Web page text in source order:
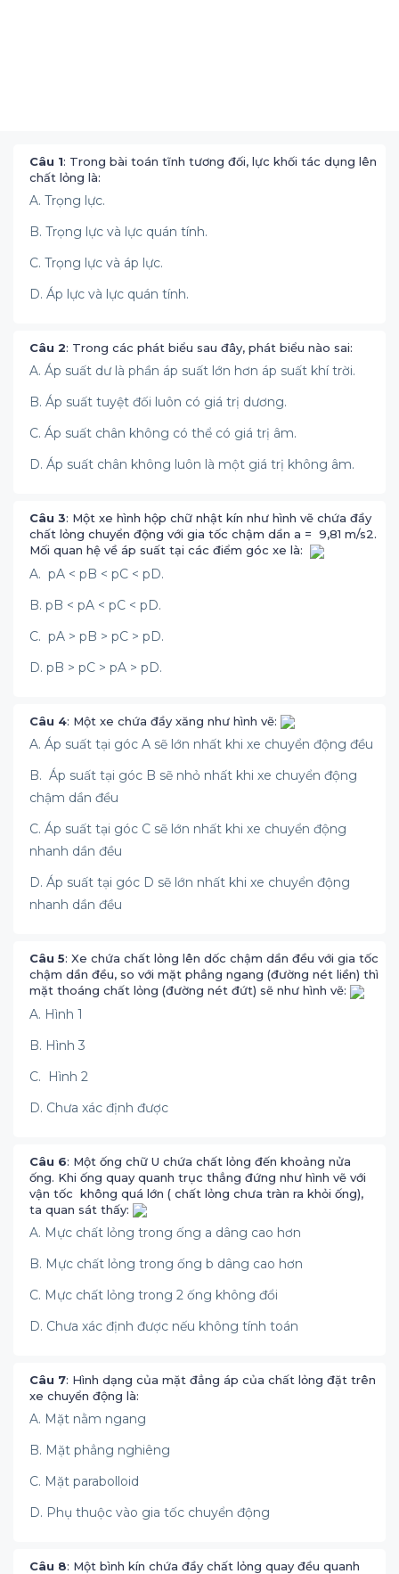
Câu 1: Trong bài toán tĩnh tương đối, lực khối tác dụng lên
chất lỏng là:
A. Trọng lực.
B. Trọng lực và lực quán tính.
C. Trọng lực và áp lực.
D. Áp lực và lực quán tính.
Câu 2: Trong các phát biểu sau đây, phát biểu nào sai:
A. Áp suất dư là phần áp suất lớn hơn áp suất khí trời.
B. Áp suất tuyệt đối luôn có giá trị dương.
C. Áp suất chân không có thể có giá trị âm.
D. Áp suất chân không luôn là một giá trị không âm.
Câu 3: Một xe hình hộp chữ nhật kín như hình vẽ chứa đầy
chất lỏng chuyển động với gia tốc chậm dần a = 9,81 m/s2.
Mối quan hệ về áp suất tại các điểm góc xe là:
A. pA < pB­ < pC < pD.
B. pB < pA­ < pC < pD.
C. pA > pB­ > pC > pD.
D. pB > pC­ > pA > pD.
Câu 4: Một xe chứa đầy xăng như hình vẽ:
A. Áp suất tại góc A sẽ lớn nhất khi xe chuyển động đều
B. Áp suất tại góc B sẽ nhỏ nhất khi xe chuyển động
chậm dần đều
C. Áp suất tại góc C sẽ lớn nhất khi xe chuyển động
nhanh dần đều
D. Áp suất tại góc D sẽ lớn nhất khi xe chuyển động
nhanh dần đều
Câu 5: Xe chứa chất lỏng lên dốc chậm dần đều với gia tốc
chậm dần đều, so với mặt phẳng ngang (đường nét liền) thì
mặt thoáng chất lỏng (đường nét đứt) sẽ như hình vẽ:
A. Hình 1
B. Hình 3
C. Hình 2
D. Chưa xác định được
Câu 6: Một ống chữ U chứa chất lỏng đến khoảng nửa
ống. Khi ống quay quanh trục thẳng đứng như hình vẽ với
vận tốc không quá lớn ( chất lỏng chưa tràn ra khỏi ống),
ta quan sát thấy:
A. Mực chất lỏng trong ống a dâng cao hơn
B. Mực chất lỏng trong ống b dâng cao hơn
C. Mực chất lỏng trong 2 ống không đổi
D. Chưa xác định được nếu không tính toán
Câu 7: Hình dạng của mặt đẳng áp của chất lỏng đặt trên
xe chuyển động là:
A. Mặt nằm ngang
B. Mặt phẳng nghiêng
C. Mặt parabolloid
D. Phụ thuộc vào gia tốc chuyển động
Câu 8: Một bình kín chứa đầy chất lỏng quay đều quanh